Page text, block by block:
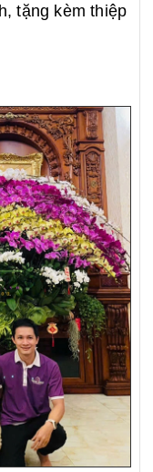
tặng kèm thiệp